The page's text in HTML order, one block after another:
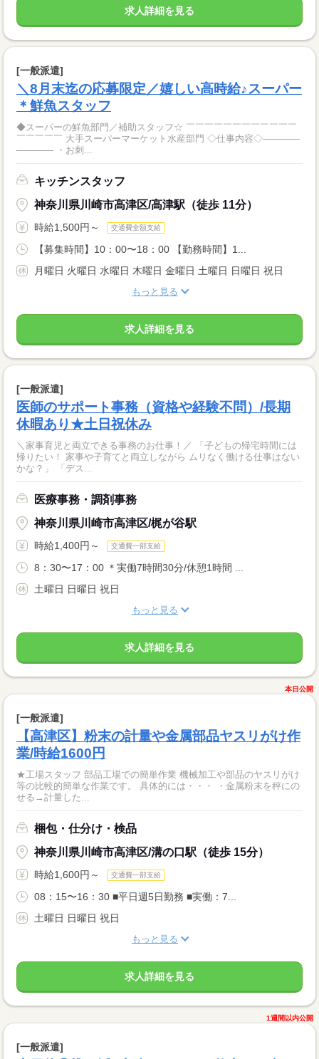
求人詳細を見る
[一般派遣]
＼8月末迄の応募限定／嬉しい高時給♪スーパー
＊鮮魚スタッフ
◆スーパーの鮮魚部門／補助スタッフ☆ ￣￣￣￣￣￣￣￣￣￣￣￣
￣￣￣￣￣ 大手スーパーマーケット水産部門 ◇仕事内容◇――――
―――― ・お刺...
キッチンスタッフ
神奈川県川崎市高津区/高津駅（徒歩 11分）
時給1,500円～ 交通費全額支給
【募集時間】10：00〜18：00 【勤務時間】1...
月曜日 火曜日 水曜日 木曜日 金曜日 土曜日 日曜日 祝日
もっと見る
求人詳細を見る
[一般派遣]
医師のサポート事務（資格や経験不問）/長期
休暇あり★土日祝休み
＼家事育児と両立できる事務のお仕事！／ 「子どもの帰宅時間には
帰りたい！ 家事や子育てと両立しながら ムリなく働ける仕事はない
かな？」 「デス...
医療事務・調剤事務
神奈川県川崎市高津区/梶が谷駅
時給1,400円～ 交通費一部支給
8：30〜17：00 ＊実働7時間30分/休憩1時間 ...
土曜日 日曜日 祝日
もっと見る
求人詳細を見る
本日公開
[一般派遣]
【高津区】粉末の計量や金属部品ヤスリがけ作
業/時給1600円
★工場スタッフ 部品工場での簡単作業 機械加工や部品のヤスリがけ
等の比較的簡単な作業です。 具体的には・・・ ・金属粉末を秤にの
せる→計量した...
梱包・仕分け・検品
神奈川県川崎市高津区/溝の口駅（徒歩 15分）
時給1,600円～ 交通費一部支給
08：15〜16：30 ■平日週5日勤務 ■実働：7...
土曜日 日曜日 祝日
もっと見る
求人詳細を見る
1週間以内公開
[一般派遣]